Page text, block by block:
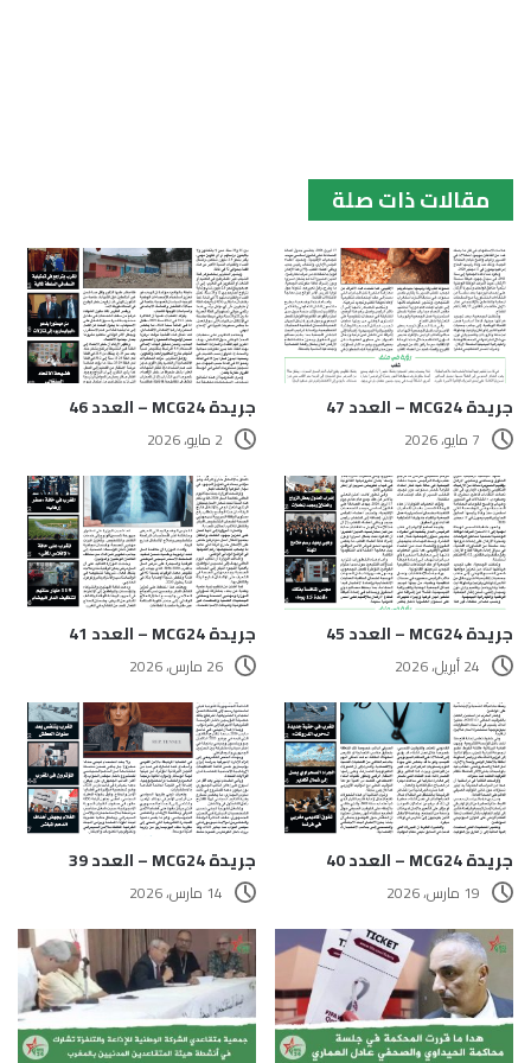
مقالات ذات صلة
جريدة MCG24 – العدد 47
7 مايو، 2026
جريدة MCG24 – العدد 46
2 مايو، 2026
جريدة MCG24 – العدد 45
24 أبريل، 2026
جريدة MCG24 – العدد 41
26 مارس، 2026
جريدة MCG24 – العدد 40
19 مارس، 2026
جريدة MCG24 – العدد 39
14 مارس، 2026